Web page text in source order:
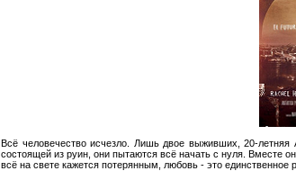
Всё человечество исчезло. Лишь двое выживших, 20-
состоящей из руин, они пытаются всё начать с нуля. Вместе
всё на свете кажется потерянным, любовь - это единственное